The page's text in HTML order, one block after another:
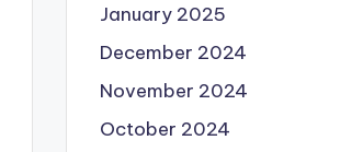
January 2025
December 2024
November 2024
October 2024